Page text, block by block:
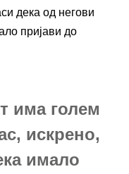
дека од негови
пријави до
има голем
искрено,
имало